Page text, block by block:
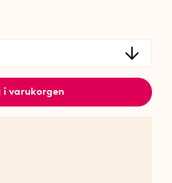
i varukorgen